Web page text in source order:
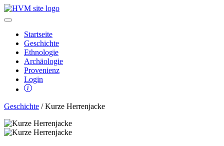
Startseite
Geschichte
Ethnologie
Archäologie
Provenienz
Login
Geschichte / Kurze Herrenjacke